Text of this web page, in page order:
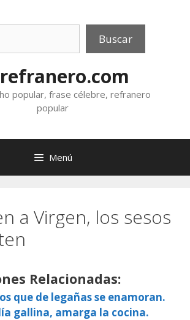
Buscar
popular, frase célebre, refranero
popular
Menú
a Virgen, los sesos
Relacionadas:
que de legañas se enamoran.
gallina, amarga la cocina.